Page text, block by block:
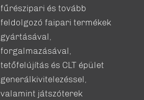
fűrészipari és tovább
feldolgozó faipari termékek
gyártásával,
forgalmazásával,
tetőfelújítás és CLT épület
generálkivitelezéssel,
valamint játszóterek